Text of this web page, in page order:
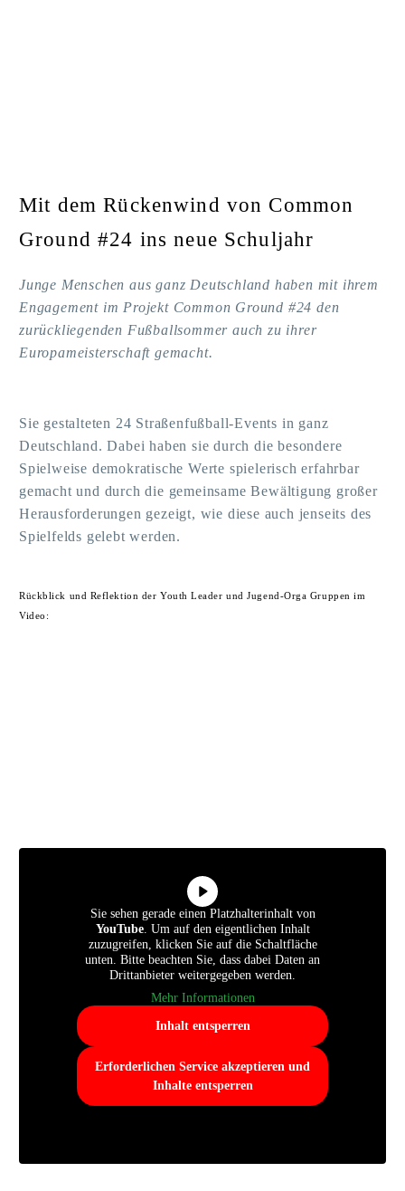
Mit dem Rückenwind von Common
Ground #24 ins neue Schuljahr
Junge Menschen aus ganz Deutschland haben mit ihrem
Engagement im Projekt Common Ground #24 den
zurückliegenden Fußballsommer auch zu ihrer
Europameisterschaft gemacht.
Sie gestalteten 24 Straßenfußball-Events in ganz
Deutschland. Dabei haben sie durch die besondere
Spielweise demokratische Werte spielerisch erfahrbar
gemacht und durch die gemeinsame Bewältigung großer
Herausforderungen gezeigt, wie diese auch jenseits des
Spielfelds gelebt werden.
Rückblick und Reflektion der Youth Leader und Jugend-Orga Gruppen im
Video:
Sie sehen gerade einen Platzhalterinhalt von
YouTube. Um auf den eigentlichen Inhalt
zuzugreifen, klicken Sie auf die Schaltfläche
unten. Bitte beachten Sie, dass dabei Daten an
Drittanbieter weitergegeben werden.
Mehr Informationen
Inhalt entsperren
Erforderlichen Service akzeptieren und
Inhalte entsperren